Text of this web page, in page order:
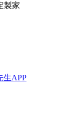
製家
生APP